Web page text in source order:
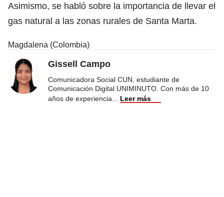
Asimismo, se habló sobre la importancia de llevar el
gas natural a las zonas rurales de Santa Marta.
Magdalena (Colombia)
Gissell Campo
Comunicadora Social CUN, estudiante de
Comunicación Digital UNIMINUTO. Con más de 10
años de experiencia
Leer más